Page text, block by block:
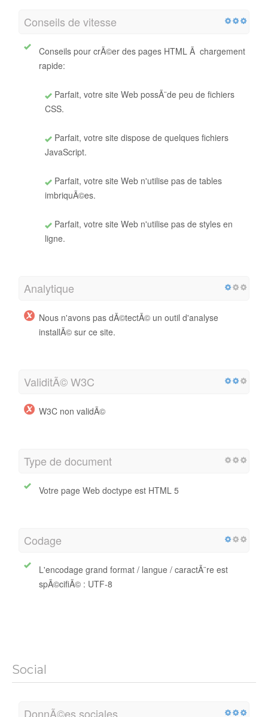
Conseils de vitesse
Conseils pour crÃ©er des pages HTML Ã chargement
rapide:
Parfait, votre site Web possÃ¨de peu de fichiers
CSS.
Parfait, votre site dispose de quelques fichiers
JavaScript.
Parfait, votre site Web n'utilise pas de tables
imbriquÃ©es.
Parfait, votre site Web n'utilise pas de styles en
ligne.
Analytique
Nous n'avons pas dÃ©tectÃ© un outil d'analyse
installÃ© sur ce site.
ValiditÃ© W3C
W3C non validÃ©
Type de document
Votre page Web doctype est HTML 5
Codage
L'encodage grand format / langue / caractÃ¨re est
spÃ©cifiÃ© : UTF-8
Social
DonnÃ©es sociales